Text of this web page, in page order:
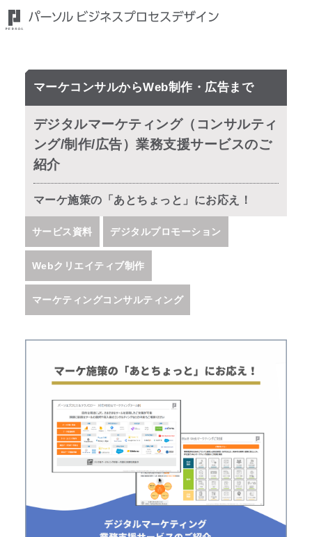
マーケコンサルからWeb制作・広告まで
デジタルマーケティング（コンサルティ
ング/制作/広告）業務支援サービスのご
紹介
マーケ施策の「あとちょっと」にお応え！
サービス資料 デジタルプロモーション
Webクリエイティブ制作
マーケティングコンサルティング